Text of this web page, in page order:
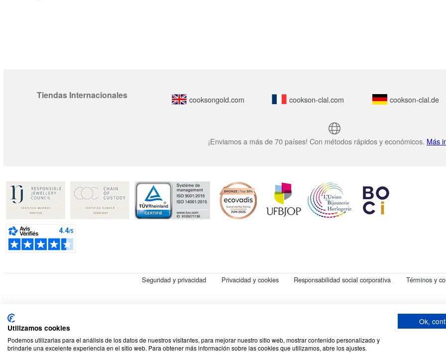
Tiendas Internacionales cooksongold.com cookson-clal.com cookson-clal.de
¡Enviamos a más de 70 países! Con métodos rápidos y económicos. Más
Seguridad y privacidad Privacidad y cookies Responsabilidad social corporativa Términos y
Utilizamos cookies
Podemos utilizarlas para el análisis de los datos de nuestros visitantes, para mejorar nuestro sitio web, mostrar contenido personalizado y
brindarle una excelente experiencia en el sitio web. Para obtener más información sobre las cookies que utilizamos, abre los ajustes.
Ok,